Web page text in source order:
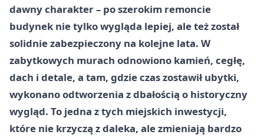
dawny charakter – po szerokim remoncie
budynek nie tylko wygląda lepiej, ale też został
solidnie zabezpieczony na kolejne lata. W
zabytkowych murach odnowiono kamień, cegłę,
dach i detale, a tam, gdzie czas zostawił ubytki,
wykonano odtworzenia z dbałością o historyczny
wygląd. To jedna z tych miejskich inwestycji,
które nie krzyczą z daleka, ale zmieniają bardzo